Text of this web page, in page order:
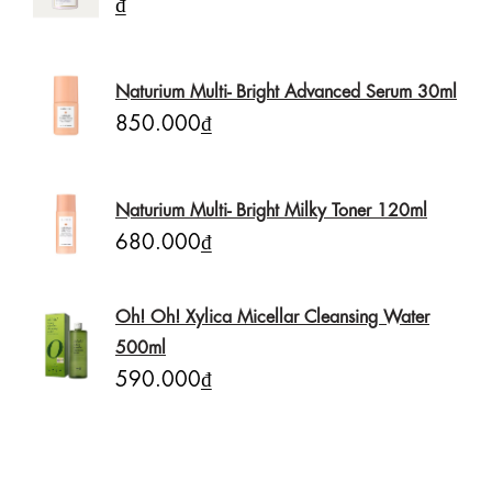
Naturium Multi- Bright Advanced Serum 30ml
850.000₫
Naturium Multi- Bright Milky Toner 120ml
680.000₫
Oh! Oh! Xylica Micellar Cleansing Water
500ml
590.000₫